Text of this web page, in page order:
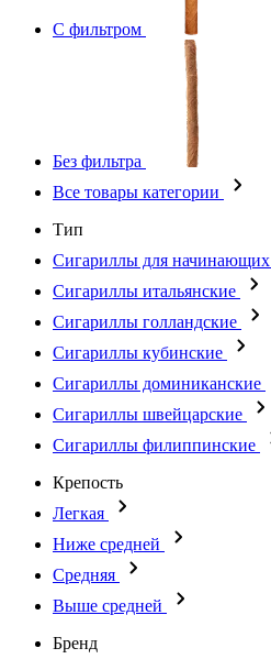
С фильтром
Без фильтра
Все товары категории
Тип
Сигариллы для начинающих
Сигариллы итальянские
Сигариллы голландские
Сигариллы кубинские
Сигариллы доминиканские
Сигариллы швейцарские
Сигариллы филиппинские
Крепость
Легкая
Ниже средней
Средняя
Выше средней
Бренд